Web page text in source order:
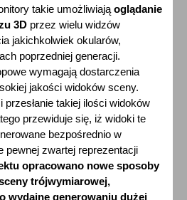
takie umożliwiająoglądanie
3D przez wielu widzów
jakichkolwiek okularów,
poprzedniej generacji.
wymagają dostarczenia
jakości widoków sceny.
takiej ilości widoków
przewiduje się, iż widoki te
bezpośrednio w
pewnej zwartej reprezentacji
opracowano nowe sposoby
trójwymiarowej,
wydajne generowaniu dużej